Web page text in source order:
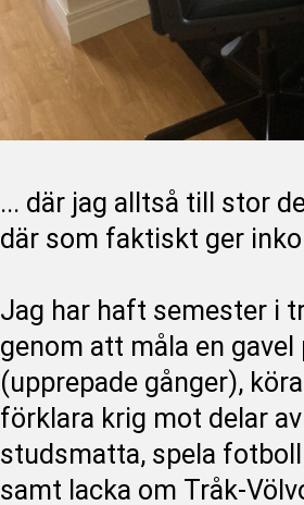
... där jag alltså till stor
där som faktiskt ger
Jag har haft semester i
genom att måla en
(upprepade gånger),
förklara krig mot delar
studsmatta, spela
samt lacka om Tråk-